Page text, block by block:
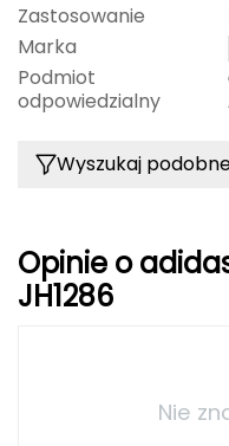
Extremities
F
Fjord Nansen
GIVOVA
Zastosowanie
Marka
Podmiot
odpowiedzialny
Wyszukaj
Opinie o
JH1286
Nie